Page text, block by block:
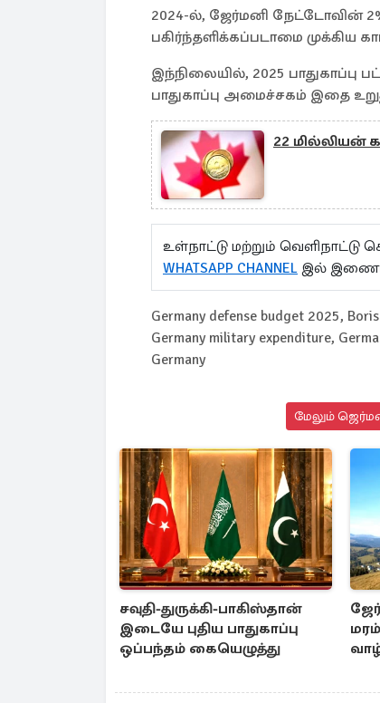
2024-ல், ஜேர்மனி நேட்டோவின்
பகிர்ந்தளிக்கப்படாமை முக்கிய
இந்நிலையில், 2025
பாதுகாப்பு அமைச்சகம் இதை
22 மில்லியன்
உள்நாட்டு மற்றும்
WHATSAPP CHANNEL இல்
Germany defense budget 2025,
Germany military expenditure,
Germany
மேலும்
சவுதி-துருக்கி-பாகிஸ்தான்
இடையே புதிய பாதுகாப்பு
ஒப்பந்தம் கையெழுத்து